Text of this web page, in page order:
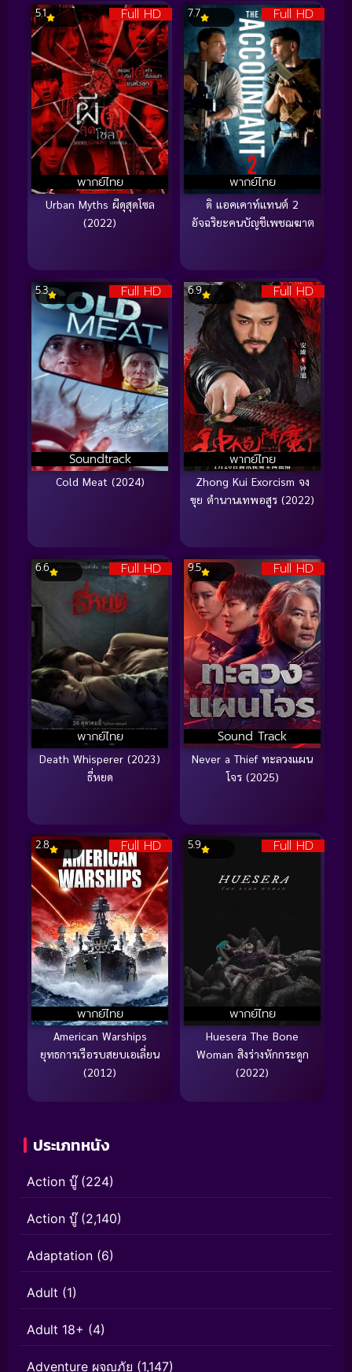
Full HD
พากย์ไทย
5.1
Urban Myths ผีดุสุดโซล
(2022)
Full HD
พากย์ไทย
7.7
ดิ แอคเคาท์แทนต์ 2
อัจฉริยะคนบัญชีเพชฌฆาต
Full HD
Soundtrack
5.3
Cold Meat (2024)
Full HD
พากย์ไทย
6.9
Zhong Kui Exorcism จง
ขุย ตำนานเทพอสูร (2022)
Full HD
พากย์ไทย
6.6
Death Whisperer (2023)
ธี่หยด
Full HD
Sound Track
9.5
Never a Thief ทะลวงแผน
โจร (2025)
Full HD
พากย์ไทย
2.8
American Warships
ยุทธการเรือรบสยบเอเลี่ยน
(2012)
Full HD
พากย์ไทย
5.9
Huesera The Bone
Woman สิงร่างหักกระดูก
(2022)
ประเภทหนัง
Action บู๊(224)
Action บู๊(2,140)
Adaptation (6)
Adult (1)
Adult 18+ (4)
Adventure ผจญภัย (1,147)